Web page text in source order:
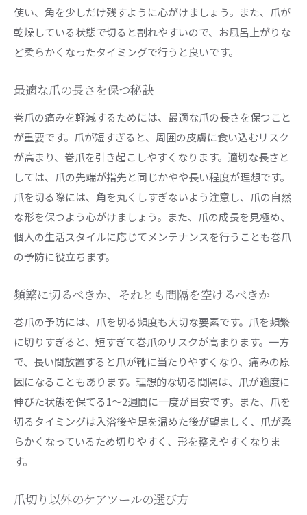
使い、角を少しだけ残すように心がけましょう。また、爪が
乾燥している状態で切ると割れやすいので、お風呂上がりな
ど柔らかくなったタイミングで行うと良いです。
最適な爪の長さを保つ秘訣
巻爪の痛みを軽減するためには、最適な爪の長さを保つこと
が重要です。爪が短すぎると、周囲の皮膚に食い込むリスク
が高まり、巻爪を引き起こしやすくなります。適切な長さと
しては、爪の先端が指先と同じかやや長い程度が理想です。
爪を切る際には、角を丸くしすぎないよう注意し、爪の自然
な形を保つよう心がけましょう。また、爪の成長を見極め、
個人の生活スタイルに応じてメンテナンスを行うことも巻爪
の予防に役立ちます。
頻繁に切るべきか、それとも間隔を空けるべきか
巻爪の予防には、爪を切る頻度も大切な要素です。爪を頻繁
に切りすぎると、短すぎて巻爪のリスクが高まります。一方
で、長い間放置すると爪が靴に当たりやすくなり、痛みの原
因になることもあります。理想的な切る間隔は、爪が適度に
伸びた状態を保てる1〜2週間に一度が目安です。また、爪を
切るタイミングは入浴後や足を温めた後が望ましく、爪が柔
らかくなっているため切りやすく、形を整えやすくなりま
す。
爪切り以外のケアツールの選び方